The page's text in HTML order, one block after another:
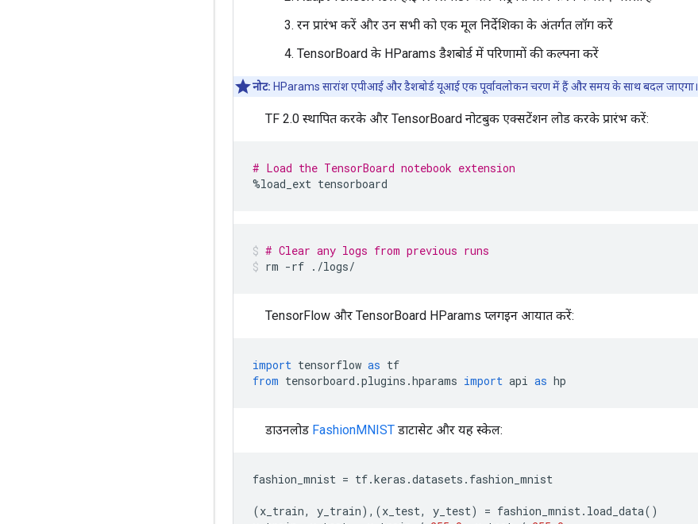
रन प्रारंभ करें और उन सभी को एक मूल निर्देशिका के अंतर्गत लॉग करें
TensorBoard के HParams डैशबोर्ड में परिणामों की कल्पना करें
नोट: HParams सारांश एपीआई और डैशबोर्ड यूआई एक पूर्वावलोकन चरण में हैं और समय के साथ बदल जाएगा।
TF 2.0 स्थापित करके और TensorBoard नोटबुक एक्सटेंशन लोड करके प्रारंभ करें:
# Load the TensorBoard notebook extension
%load_ext tensorboard
# Clear any logs from previous runs
rm -rf ./logs/
TensorFlow और TensorBoard HParams प्लगइन आयात करें:
import tensorflow as tf
from tensorboard .plugins .hparams import api as hp
डाउनलोड FashionMNIST डाटासेट और यह स्केल:
fashion_mnist = tf.keras .datasets . fashion_mnist
(x_train, y_train),(x_test, y_test) = fashion_mnist. load_data()